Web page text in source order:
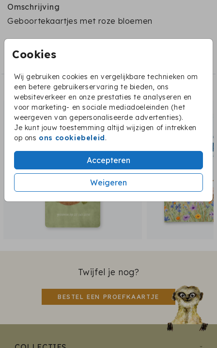
Cookies
Wij gebruiken cookies en vergelijkbare technieken om
een betere gebruikerservaring te bieden, ons
websiteverkeer en onze prestaties te analyseren en
voor marketing- en sociale mediadoeleinden (het
weergeven van gepersonaliseerde advertenties).
Je kunt jouw toestemming altijd wijzigen of intrekken
op ons ons cookiebeleid.
Accepteren
Weigeren
Omschrijving
Geboortekaartjes met roze bloemen
overige geboortekaartjes
Dit vind je misschien ook leuk:
Twijfel je nog?
BESTEL EEN PROEFKAARTJE